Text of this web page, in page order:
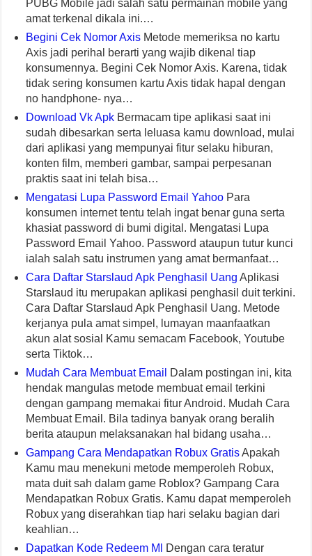
PUBG Mobile jadi salah satu permainan mobile yang
amat terkenal dikala ini.…
Begini Cek Nomor Axis Metode memeriksa no kartu
Axis jadi perihal berarti yang wajib dikenal tiap
konsumennya. Begini Cek Nomor Axis. Karena, tidak
tidak sering konsumen kartu Axis tidak hapal dengan
no handphone- nya…
Download Vk Apk Bermacam tipe aplikasi saat ini
sudah dibesarkan serta leluasa kamu download, mulai
dari aplikasi yang mempunyai fitur selaku hiburan,
konten film, memberi gambar, sampai perpesanan
praktis saat ini telah bisa…
Mengatasi Lupa Password Email Yahoo Para
konsumen internet tentu telah ingat benar guna serta
khasiat password di bumi digital. Mengatasi Lupa
Password Email Yahoo. Password ataupun tutur kunci
ialah salah satu instrumen yang amat bermanfaat…
Cara Daftar Starslaud Apk Penghasil Uang Aplikasi
Starslaud itu merupakan aplikasi penghasil duit terkini.
Cara Daftar Starslaud Apk Penghasil Uang. Metode
kerjanya pula amat simpel, lumayan maanfaatkan
akun alat sosial Kamu semacam Facebook, Youtube
serta Tiktok…
Mudah Cara Membuat Email
Dalam postingan ini, kita
hendak mangulas metode membuat email terkini
dengan gampang memakai fitur Android. Mudah Cara
Membuat Email. Bila tadinya banyak orang beralih
berita ataupun melaksanakan hal bidang usaha…
Gampang Cara Mendapatkan Robux GratisApakah
Kamu mau menekuni metode memperoleh Robux,
mata duit sah dalam game Roblox? Gampang Cara
Mendapatkan Robux Gratis. Kamu dapat memperoleh
Robux yang diserahkan tiap hari selaku bagian dari
keahlian…
Dapatkan Kode Redeem Ml
Dengan cara teratur